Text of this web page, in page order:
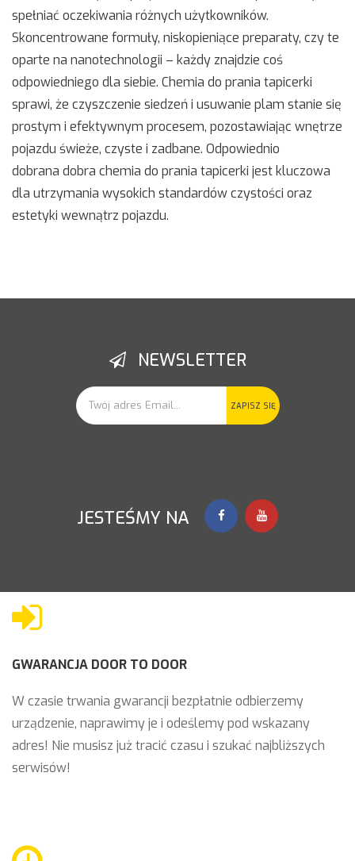
spełniać oczekiwania różnych użytkowników.
Skoncentrowane formuły, niskopieniące preparaty, czy te
oparte na nanotechnologii – każdy znajdzie coś
odpowiedniego dla siebie. Chemia do prania tapicerki
sprawi, że czyszczenie siedzeń i usuwanie plam stanie się
prostym i efektywnym procesem, pozostawiając wnętrze
pojazdu świeże, czyste i zadbane. Odpowiednio
dobrana dobra chemia do prania tapicerki jest kluczowa
dla utrzymania wysokich standardów czystości oraz
estetyki wewnątrz pojazdu.
NEWSLETTER
ZAPISZ SIĘ
JESTEŚMY NA
GWARANCJA DOOR TO DOOR
W czasie trwania gwarancji bezpłatnie odbierzemy
urządzenie, naprawimy je i odeślemy pod wskazany
adres! Nie musisz już tracić czasu i szukać najbliższych
serwisów!